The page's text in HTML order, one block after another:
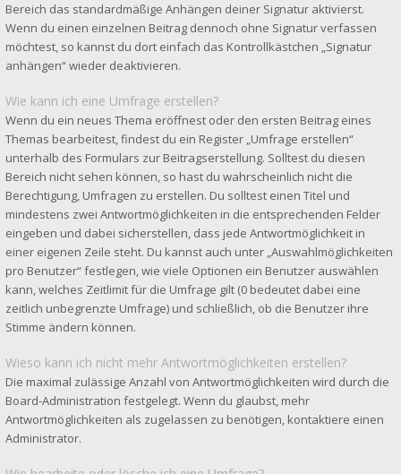
Bereich das standardmäßige Anhängen deiner Signatur aktivierst.
Wenn du einen einzelnen Beitrag dennoch ohne Signatur verfassen
möchtest, so kannst du dort einfach das Kontrollkästchen „Signatur
anhängen“ wieder deaktivieren.
Wie kann ich eine Umfrage erstellen?
Wenn du ein neues Thema eröffnest oder den ersten Beitrag eines
Themas bearbeitest, findest du ein Register „Umfrage erstellen“
unterhalb des Formulars zur Beitragserstellung. Solltest du diesen
Bereich nicht sehen können, so hast du wahrscheinlich nicht die
Berechtigung, Umfragen zu erstellen. Du solltest einen Titel und
mindestens zwei Antwortmöglichkeiten in die entsprechenden Felder
eingeben und dabei sicherstellen, dass jede Antwortmöglichkeit in
einer eigenen Zeile steht. Du kannst auch unter „Auswahlmöglichkeiten
pro Benutzer“ festlegen, wie viele Optionen ein Benutzer auswählen
kann, welches Zeitlimit für die Umfrage gilt (0 bedeutet dabei eine
zeitlich unbegrenzte Umfrage) und schließlich, ob die Benutzer ihre
Stimme ändern können.
Wieso kann ich nicht mehr Antwortmöglichkeiten erstellen?
Die maximal zulässige Anzahl von Antwortmöglichkeiten wird durch die
Board-Administration festgelegt. Wenn du glaubst, mehr
Antwortmöglichkeiten als zugelassen zu benötigen, kontaktiere einen
Administrator.